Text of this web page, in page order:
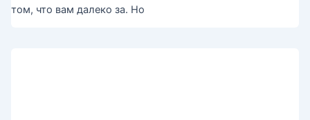
том, что вам далеко за. Но